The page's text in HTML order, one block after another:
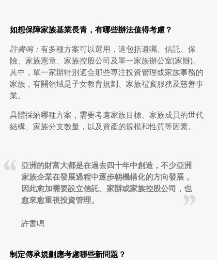
如想保障家族基業長青，有哪些辦法值得考慮？
許書鳴： 有多種方案可以選用，這包括遺囑、信託、保
險、家族憲章、家族控股公司及單一家族辦公室(家辦)。
其中，單一家辦特別適合那些專注投資管理或家族事務的
家族，有關領域是子女教育規劃、家族禮賓服務及慈善事
業。
具體採納哪種方案，需要考慮家族目標、家族成員的世代
結構、家族分支數量，以及資產的規模和性質等因素。
亞洲的財富大都是在過去四十年中創造，不少亞洲
家族企業在發展過程中逐步朝機構化的方向發展，
因此愈加需要設立信託、家辦或家族控股公司，也
愈來愈重視投資管理。
許書鳴
制定傳承規劃應考慮哪些新問題？